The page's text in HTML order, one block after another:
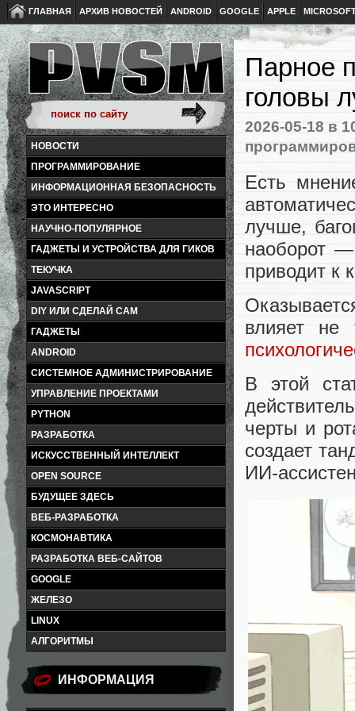
ГЛАВНАЯ АРХИВ НОВОСТЕЙ ANDROID GOOGLE APPLE
НОВОСТИ
ПРОГРАММИРОВАНИЕ
ИНФОРМАЦИОННАЯ БЕЗОПАСНОСТЬ
ЭТО ИНТЕРЕСНО
НАУЧНО-ПОПУЛЯРНОЕ
ГАДЖЕТЫ И УСТРОЙСТВА ДЛЯ ГИКОВ
ТЕКУЧКА
JAVASCRIPT
DIY ИЛИ СДЕЛАЙ САМ
ГАДЖЕТЫ
ANDROID
СИСТЕМНОЕ АДМИНИСТРИРОВАНИЕ
УПРАВЛЕНИЕ ПРОЕКТАМИ
PYTHON
РАЗРАБОТКА
ИСКУССТВЕННЫЙ ИНТЕЛЛЕКТ
OPEN SOURCE
БУДУЩЕЕ ЗДЕСЬ
ВЕБ-РАЗРАБОТКА
КОСМОНАВТИКА
РАЗРАБОТКА ВЕБ-САЙТОВ
GOOGLE
ЖЕЛЕЗО
LINUX
АЛГОРИТМЫ
ИНФОРМАЦИЯ
Парное
головы
2026-05-18 в
Есть
лучше,
наоборот
приводит к
влияет не
В этой
черты и
создает
ИИ-